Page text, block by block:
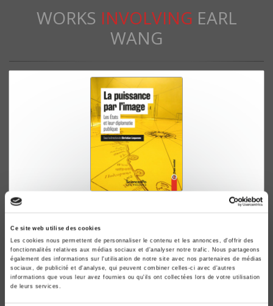
Ce site web utilise des cookies
Les cookies nous permettent de personnaliser le contenu et les annonces, d'offrir des
fonctionnalités relatives aux médias sociaux et d'analyser notre trafic. Nous partageons
également des informations sur l'utilisation de notre site avec nos partenaires de médias
sociaux, de publicité et d'analyse, qui peuvent combiner celles-ci avec d'autres
informations que vous leur avez fournies ou qu'ils ont collectées lors de votre utilisation
de leurs services.
WORKS INVOLVING EARL
WANG
La puissance par l'image
Les Etats et leur diplomatie publique
Christian Lequesne